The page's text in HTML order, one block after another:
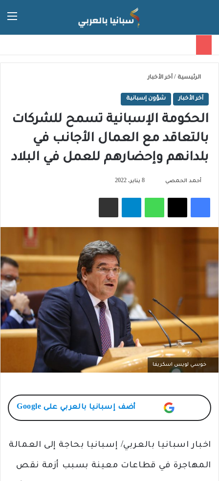
الرئيسية / آخر الأخبار
آخر الأخبار شؤون إسبانية
الحكومة الإسبانية تسمح للشركات
بالتعاقد مع العمال الأجانب في
بلدانهم وإحضارهم للعمل في البلاد
أحمد الحمصي 8 يناير، 2022
فيسبوك‫X واتساب تيلقرام مشاركة عبر البريد
خوسي لويس اسكريفا
أضف إسبانيا بالعربي على Google
اخبار اسبانيا بالعربي/ إسبانيا بحاجة إلى العمالة
المهاجرة في قطاعات معينة بسبب أزمة نقص